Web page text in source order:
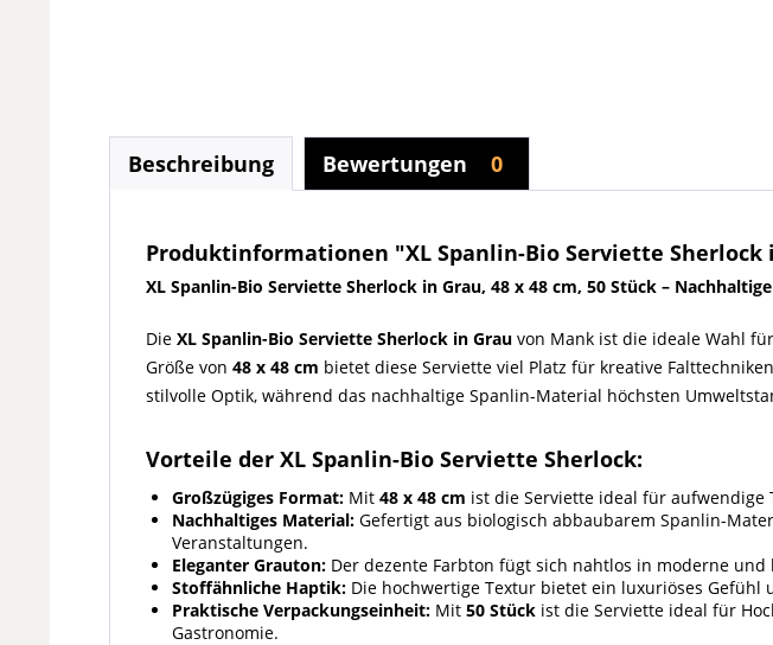
Beschreibung Bewertungen 0
Produktinformationen "XL Spanlin-Bio Serviette Sherlock
XL Spanlin-Bio Serviette Sherlock in Grau, 48 x 48 cm, 50 Stück –
Die XL Spanlin-Bio Serviette Sherlock in Grau von Mank ist die ideale Wahl
Größe von 48 x 48 cm bietet diese Serviette viel Platz für kreative
stilvolle Optik, während das nachhaltige Spanlin-Material höchsten
Vorteile der XL Spanlin-Bio Serviette Sherlock:
Großzügiges Format: Mit 48 x 48 cm ist die Serviette ideal für
Nachhaltiges Material: Gefertigt aus biologisch abbaubarem Spanlin-
Veranstaltungen.
Eleganter Grauton: Der dezente Farbton fügt sich nahtlos in moderne
Stoffähnliche Haptik: Die hochwertige Textur bietet ein luxuriöses
Praktische Verpackungseinheit: Mit 50 Stück ist die Serviette ideal für
Gastronomie.